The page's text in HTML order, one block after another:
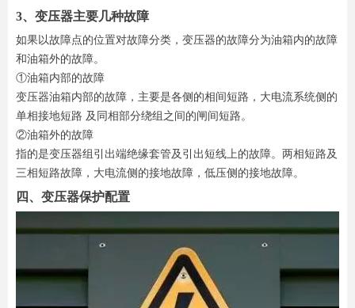
3、变压器主要几种故障
如果以故障点的位置对故障分类，变压器的故障分为油箱内的故障
和油箱外的故障。
①油箱内部的故障
变压器油箱内部的故障，主要是各侧的相间短路，大电流系统侧的
单相接地短路 及同相部分绕组之间的闸间短路。
②油箱外的故障
指的是变压器组引出端绝缘套管及引出短线上的故障。两相短路及
三相短路故障，大电流侧的接地故障，低压侧的接地故障。
四、变压器保护配置